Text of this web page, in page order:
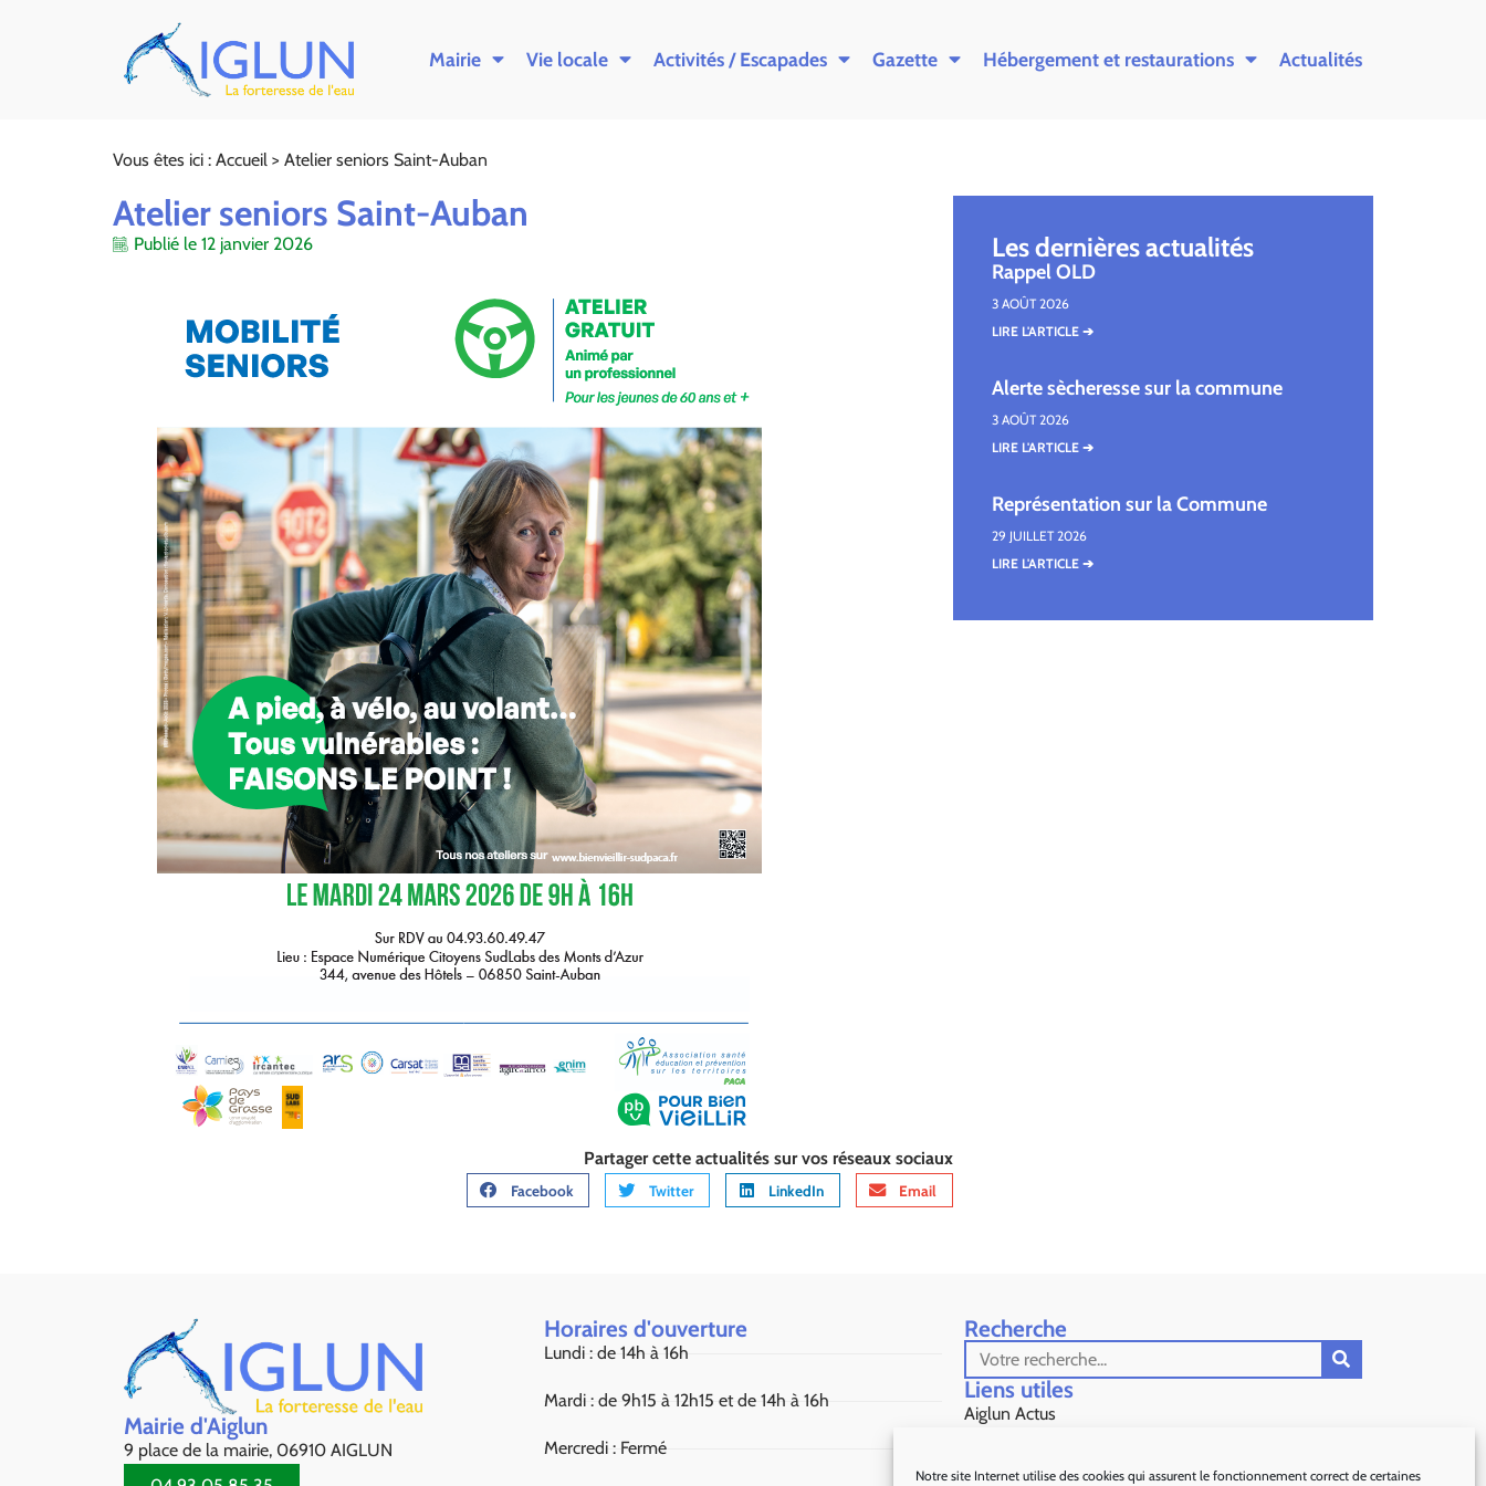
Notre site Internet utilise des cookies qui assurent le fonctionnement correct de certaines
Mairie Vie locale Activités / Escapades Gazette Hébergement et restaurations Actualités
Vous êtes ici : Accueil > Atelier seniors Saint-Auban
Atelier seniors Saint-Auban
Publié le 12 janvier 2026
Partager cette actualités sur vos réseaux sociaux
Facebook Twitter LinkedIn Email
Les dernières actualités
Rappel OLD
3 AOÛT 2026
LIRE L'ARTICLE ➔
Alerte sècheresse sur la commune
3 AOÛT 2026
LIRE L'ARTICLE ➔
Représentation sur la Commune
29 JUILLET 2026
LIRE L'ARTICLE ➔
Mairie d'Aiglun
9 place de la mairie, 06910 AIGLUN
Horaires d'ouverture
Lundi : de 14h à 16h
Mardi : de 9h15 à 12h15 et de 14h à 16h
Mercredi : Fermé
Recherche
Liens utiles​
Aiglun Actus